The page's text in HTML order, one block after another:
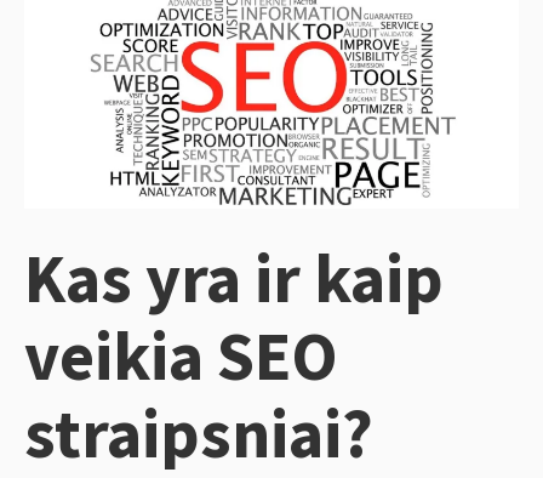
Kas yra ir kaip
veikia SEO
straipsniai?